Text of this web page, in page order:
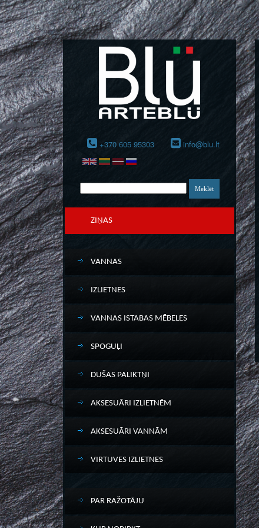
+370 605 95303 info@blu.lt
ZIŅAS
VANNAS
IZLIETNES
VANNAS ISTABAS MĒBELES
SPOGUĻI
DUŠAS PALIKTŅI
AKSESUĀRI IZLIETNĒM
AKSESUĀRI VANNĀM
VIRTUVES IZLIETNES
PAR RAŽOTĀJU